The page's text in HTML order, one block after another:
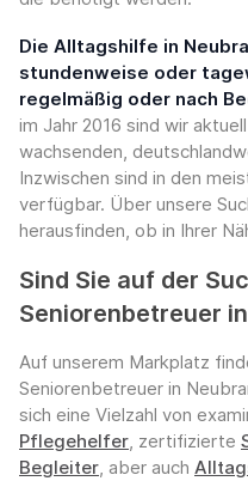
Die Alltagshilfe in
stundenweise oder
regelmäßig oder nach
im Jahr 2016 sind wir
wachsenden,
Inzwischen sind in den
verfügbar. Über unsere
herausfinden, ob in Ihrer
Sind Sie auf der
Seniorenbetreuer
Auf unserem Markplatz
Seniorenbetreuer in
sich eine Vielzahl von
Pflegehelfer, zertifizierte
Begleiter, aber auch